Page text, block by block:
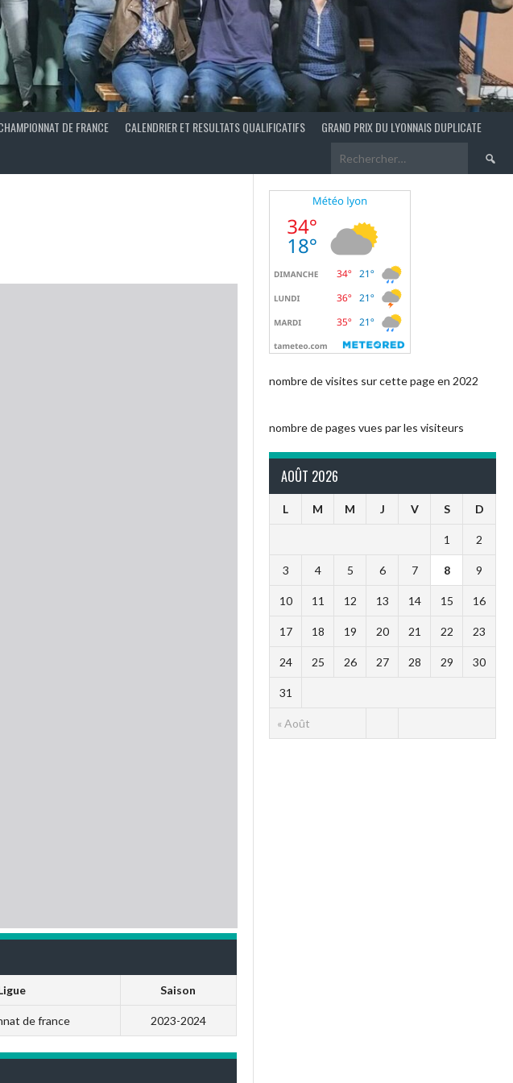
DE FRANCE CALENDRIER ET RESULTATS QUALIFICATIFS
GRAND PRIX DU LYONNAIS DUPLICATE
Saison
de france 2023-2024
nombre de visites sur cette page en 2022
nombre de pages vues par les visiteurs
AOÛT 2026
L M M J V S D
« Août
1 2
3 4 5 6 7 8 9
10 11 12 13 14 15 16
17 18 19 20 21 22 23
24 25 26 27 28 29 30
31